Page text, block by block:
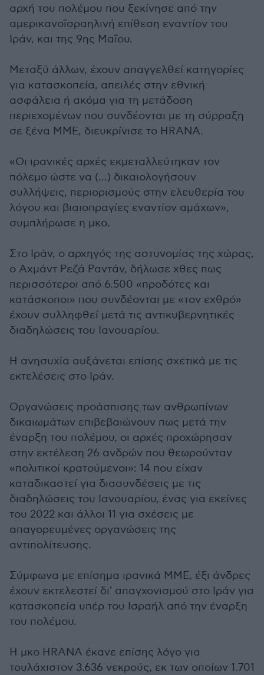
αρχή του πολέμου που ξεκίνησε από την
αμερικανοϊσραηλινή επίθεση εναντίον του
Ιράν, και της 9ης Μαΐου.
Μεταξύ άλλων, έχουν απαγγελθεί κατηγορίες
για κατασκοπεία, απειλές στην εθνική
ασφάλεια ή ακόμα για τη μετάδοση
περιεχομένων που συνδέονται με τη σύρραξη
σε ξένα ΜΜΕ, διευκρίνισε το HRANA.
«Οι ιρανικές αρχές εκμεταλλεύτηκαν τον
πόλεμο ώστε να (…) δικαιολογήσουν
συλλήψεις, περιορισμούς στην ελευθερία του
λόγου και βιαιοπραγίες εναντίον αμάχων»,
συμπλήρωσε η μκο.
Στο Ιράν, ο αρχηγός της αστυνομίας της χώρας,
ο Αχμάντ Ρεζά Ραντάν, δήλωσε χθες πως
περισσότεροι από 6.500 «προδότες και
κατάσκοποι» που συνδέονται με «τον εχθρό»
έχουν συλληφθεί μετά τις αντικυβερνητικές
διαδηλώσεις του Ιανουαρίου.
Η ανησυχία αυξάνεται επίσης σχετικά με τις
εκτελέσεις στο Ιράν.
Οργανώσεις προάσπισης των ανθρωπίνων
δικαιωμάτων επιβεβαιώνουν πως μετά την
έναρξη του πολέμου, οι αρχές προχώρησαν
στην εκτέλεση 26 ανδρών που θεωρούνταν
«πολιτικοί κρατούμενοι»: 14 που είχαν
καταδικαστεί για διασυνδέσεις με τις
διαδηλώσεις του Ιανουαρίου, ένας για εκείνες
του 2022 και άλλοι 11 για σχέσεις με
απαγορευμένες οργανώσεις της
αντιπολίτευσης.
Σύμφωνα με επίσημα ιρανικά ΜΜΕ, έξι άνδρες
έχουν εκτελεστεί δι' απαγχονισμού στο Ιράν για
κατασκοπεία υπέρ του Ισραήλ από την έναρξη
του πολέμου.
Η μκο HRANA έκανε επίσης λόγο για
τουλάχιστον 3.636 νεκρούς, εκ των οποίων 1.701